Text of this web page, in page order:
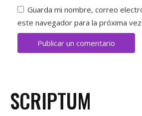
A
D
A
Guarda mi nombre, correo
este navegador para la próxima
SCRIPTUM